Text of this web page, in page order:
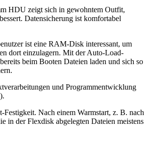
HDU zeigt sich in gewohntem Outfit,
Datensicherung ist komfortabel
ist eine RAM-Disk interessant, um
dort einzulagern. Mit der Auto-Load-
beim Booten Dateien laden und sich so
und Programmentwicklung
Festigkeit. Nach einem Warmstart, z. B. nach
in der Flexdisk abgelegten Dateien meistens